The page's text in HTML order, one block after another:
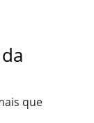
que